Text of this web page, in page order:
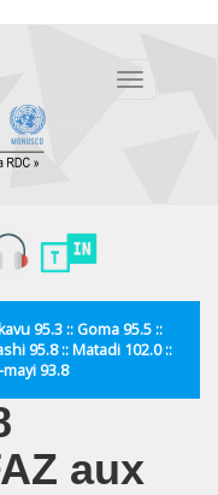
Toggle
95.3 :: Goma 95.5 ::
95.8 :: Matadi 102.0 ::
93.8
aux